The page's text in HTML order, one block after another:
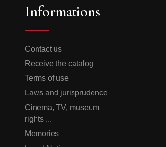
Informations
Contact us
Receive the catalog
Terms of use
Laws and jurisprudence
Cinema, TV, museum
rights ...
Memories